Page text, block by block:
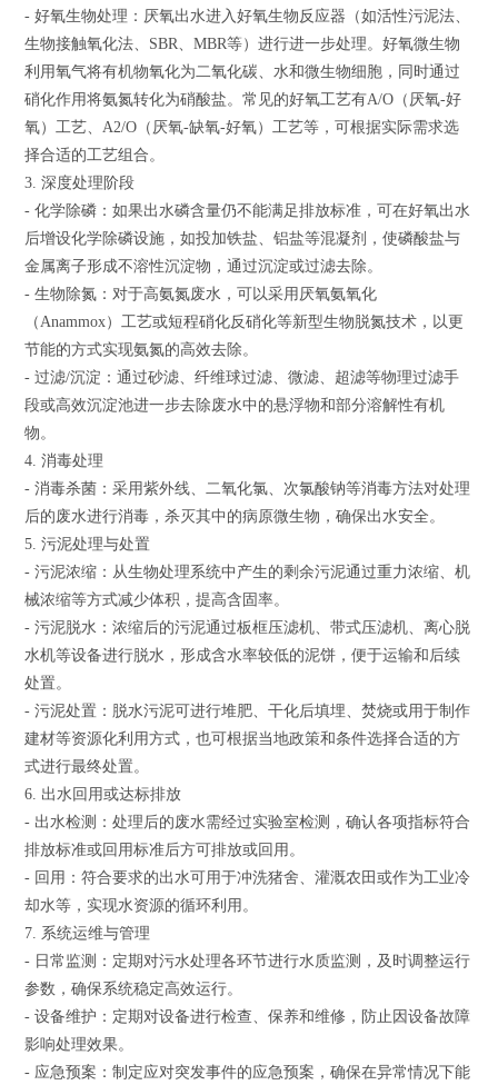
- 好氧生物处理：厌氧出水进入好氧生物反应器（如活性污泥法、
生物接触氧化法、SBR、MBR等）进行进一步处理。好氧微生物
利用氧气将有机物氧化为二氧化碳、水和微生物细胞，同时通过
硝化作用将氨氮转化为硝酸盐。常见的好氧工艺有A/O（厌氧-好
氧）工艺、A2/O（厌氧-缺氧-好氧）工艺等，可根据实际需求选
择合适的工艺组合。
3. 深度处理阶段
- 化学除磷：如果出水磷含量仍不能满足排放标准，可在好氧出水
后增设化学除磷设施，如投加铁盐、铝盐等混凝剂，使磷酸盐与
金属离子形成不溶性沉淀物，通过沉淀或过滤去除。
- 生物除氮：对于高氨氮废水，可以采用厌氧氨氧化
（Anammox）工艺或短程硝化反硝化等新型生物脱氮技术，以更
节能的方式实现氨氮的高效去除。
- 过滤/沉淀：通过砂滤、纤维球过滤、微滤、超滤等物理过滤手
段或高效沉淀池进一步去除废水中的悬浮物和部分溶解性有机
物。
4. 消毒处理
- 消毒杀菌：采用紫外线、二氧化氯、次氯酸钠等消毒方法对处理
后的废水进行消毒，杀灭其中的病原微生物，确保出水安全。
5. 污泥处理与处置
- 污泥浓缩：从生物处理系统中产生的剩余污泥通过重力浓缩、机
械浓缩等方式减少体积，提高含固率。
- 污泥脱水：浓缩后的污泥通过板框压滤机、带式压滤机、离心脱
水机等设备进行脱水，形成含水率较低的泥饼，便于运输和后续
处置。
- 污泥处置：脱水污泥可进行堆肥、干化后填埋、焚烧或用于制作
建材等资源化利用方式，也可根据当地政策和条件选择合适的方
式进行最终处置。
6. 出水回用或达标排放
- 出水检测：处理后的废水需经过实验室检测，确认各项指标符合
排放标准或回用标准后方可排放或回用。
- 回用：符合要求的出水可用于冲洗猪舍、灌溉农田或作为工业冷
却水等，实现水资源的循环利用。
7. 系统运维与管理
- 日常监测：定期对污水处理各环节进行水质监测，及时调整运行
参数，确保系统稳定高效运行。
- 设备维护：定期对设备进行检查、保养和维修，防止因设备故障
影响处理效果。
- 应急预案：制定应对突发事件的应急预案，确保在异常情况下能